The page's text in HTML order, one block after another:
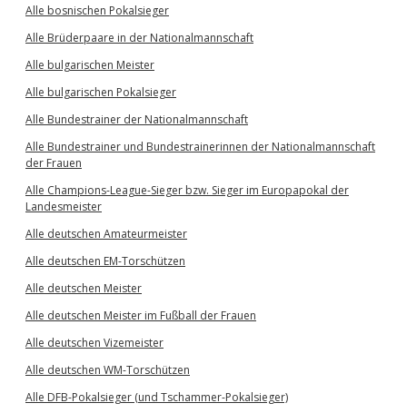
Alle bosnischen Pokalsieger
Alle Brüderpaare in der Nationalmannschaft
Alle bulgarischen Meister
Alle bulgarischen Pokalsieger
Alle Bundestrainer der Nationalmannschaft
Alle Bundestrainer und Bundestrainerinnen der Nationalmannschaft
der Frauen
Alle Champions-League-Sieger bzw. Sieger im Europapokal der
Landesmeister
Alle deutschen Amateurmeister
Alle deutschen EM-Torschützen
Alle deutschen Meister
Alle deutschen Meister im Fußball der Frauen
Alle deutschen Vizemeister
Alle deutschen WM-Torschützen
Alle DFB-Pokalsieger (und Tschammer-Pokalsieger)